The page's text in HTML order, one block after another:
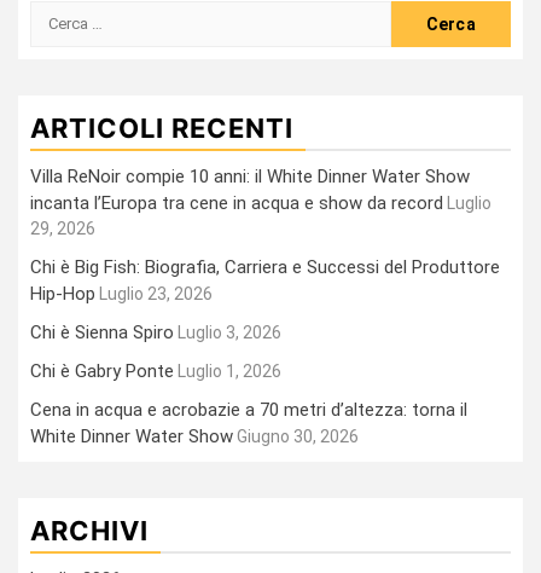
Ricerca
ARTICOLI RECENTI
Villa ReNoir compie 10 anni: il White Dinner Water Show
incanta l’Europa tra cene in acqua e show da record
Luglio
29, 2026
Chi è Big Fish: Biografia, Carriera e Successi del Produttore
Hip-Hop
Luglio 23, 2026
Chi è Sienna Spiro Luglio 3, 2026
Chi è Gabry Ponte Luglio 1, 2026
Cena in acqua e acrobazie a 70 metri d’altezza: torna il
White Dinner Water ShowGiugno 30, 2026
ARCHIVI